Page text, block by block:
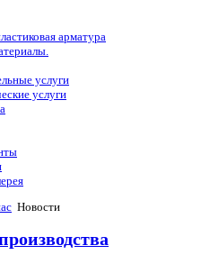
арматура
услуги
услуги
Новости